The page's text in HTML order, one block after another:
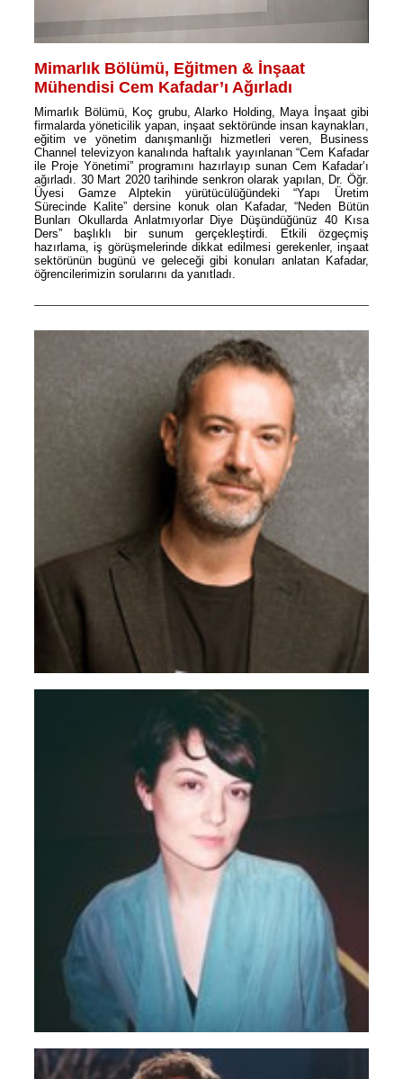
Mimarlık Bölümü, Eğitmen & İnşaat
Mühendisi Cem Kafadar’ı Ağırladı
Mimarlık Bölümü, Koç grubu, Alarko Holding, Maya İnşaat gibi
firmalarda yöneticilik yapan, inşaat sektöründe insan kaynakları,
eğitim ve yönetim danışmanlığı hizmetleri veren, Business
Channel televizyon kanalında haftalık yayınlanan “Cem Kafadar
ile Proje Yönetimi” programını hazırlayıp sunan Cem Kafadar’ı
ağırladı. 30 Mart 2020 tarihinde senkron olarak yapılan, Dr. Öğr.
Üyesi Gamze Alptekin yürütücülüğündeki “Yapı Üretim
Sürecinde Kalite” dersine konuk olan Kafadar, “Neden Bütün
Bunları Okullarda Anlatmıyorlar Diye Düşündüğünüz 40 Kısa
Ders” başlıklı bir sunum gerçekleştirdi. Etkili özgeçmiş
hazırlama, iş görüşmelerinde dikkat edilmesi gerekenler, inşaat
sektörünün bugünü ve geleceği gibi konuları anlatan Kafadar,
öğrencilerimizin sorularını da yanıtladı.